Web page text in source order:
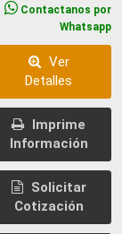
Contactanos por
Whatsapp
Ver
Detalles
Imprime
Información
Solicitar
Cotización